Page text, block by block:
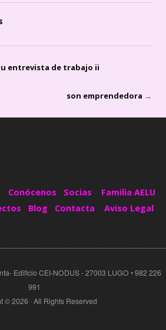
entrevista de trabajo ii
son emprendedora →
Conócenos Socias
Familia AELU
Blog Contacta Aviso Legal
Edificio CEI-NODUS - 27003 LUGO • 982 226
991
© 2026 · All Rights Reserved